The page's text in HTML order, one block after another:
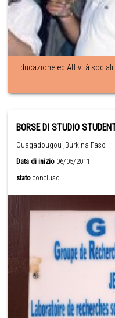
Educazione ed Attività sociali
BORSE DI STUDIO
Ouagadougou ,Burkina Faso
Data di inizio 06/05/2011
stato concluso